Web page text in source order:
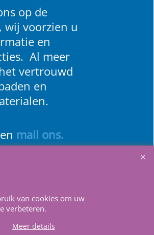
op de
wij voorzien u
en
Al meer
vertrouwd
en
mail ons.
software.
van cookies om uw
verbeteren.
Meer details